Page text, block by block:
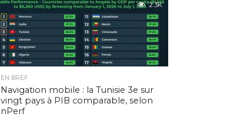
2.3K
EN BREF
Navigation mobile : la Tunisie 3e sur
vingt pays à PIB comparable, selon
nPerf